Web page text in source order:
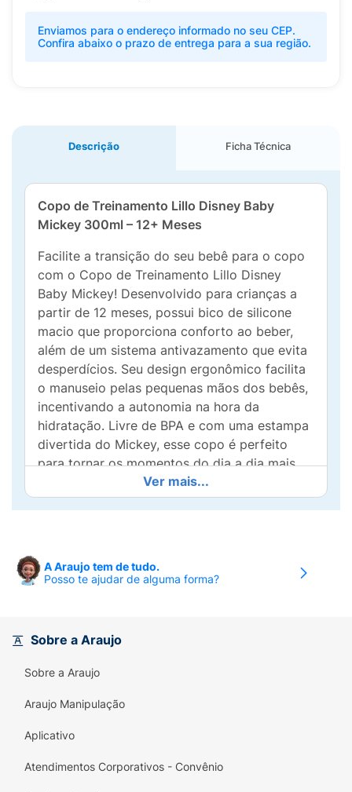
Enviamos para o endereço informado no seu CEP.
Confira abaixo o prazo de entrega para a sua região.
Descrição Ficha Técnica
Copo de Treinamento Lillo Disney Baby
Mickey 300ml – 12+ Meses
Facilite a transição do seu bebê para o copo
com o Copo de Treinamento Lillo Disney
Baby Mickey! Desenvolvido para crianças a
partir de 12 meses, possui bico de silicone
macio que proporciona conforto ao beber,
além de um sistema antivazamento que evita
desperdícios. Seu design ergonômico facilita
o manuseio pelas pequenas mãos dos bebês,
incentivando a autonomia na hora da
hidratação. Livre de BPA e com uma estampa
divertida do Mickey, esse copo é perfeito
para tornar os momentos do dia a dia mais
seguros, práticos e lúdicos. Ideal para
passeios e uso diário!
machuca a boca delicada do bebê.
Fácil higienização.
Livre de bisfenol-A.
Orientações:
Lavar com água corrente e sabão neutro.
Não ferver, não levar ao micro-ondas.
Ver mais...
A Araujo tem de tudo.
Posso te ajudar de alguma forma?
Sobre a Araujo
Sobre a Araujo
Araujo Manipulação
Aplicativo
Atendimentos Corporativos - Convênio